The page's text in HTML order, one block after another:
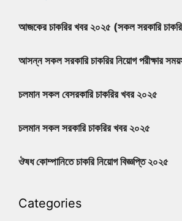
আজকের চাকরির খবর ২০২৫ (সকল সরকারি
আসন্ন সকল সরকারি চাকরির নিয়োগ পরীক্ষার
চলমান সকল বেসরকারি চাকরির খবর ২০২৫
চলমান সকল সরকারি চাকরির খবর ২০২৫
ঔষধ কোম্পানিতে চাকরি নিয়োগ বিজ্ঞপ্তি ২০২৫
Categories